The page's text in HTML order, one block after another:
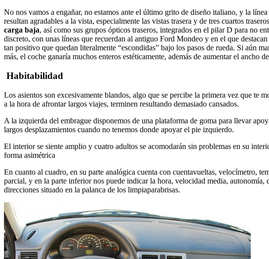
No nos vamos a engañar, no estamos ante el último grito de diseño italiano, y la
resultan agradables a la vista, especialmente las vistas trasera y de tres cuartos
carga baja, así como sus grupos ópticos traseros, integrados en el pilar D para no
discreto, con unas líneas que recuerdan al antiguo Ford Mondeo y en el que
tan positivo que quedan literalmente “escondidas” bajo los pasos de rueda. Si aún
más, el coche ganaría muchos enteros estéticamente, además de aumentar el
Habitabilidad
Los asientos son excesivamente blandos, algo que se percibe la primera vez que te
a la hora de afrontar largos viajes, terminen resultando demasiado cansados.
A la izquierda del embrague disponemos de una plataforma de goma para llevar
largos desplazamientos cuando no tenemos donde apoyar el pie izquierdo.
El interior se siente amplio y cuatro adultos se acomodarán sin problemas en su
forma asimétrica
En cuanto al cuadro, en su parte analógica cuenta con cuentavueltas, velocímetro,
parcial, y en la parte inferior nos puede indicar la hora, velocidad media,
direcciones situado en la palanca de los limpiaparabrisas.